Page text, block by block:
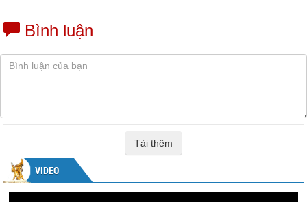
Bình luận
Tải thêm
VIDEO